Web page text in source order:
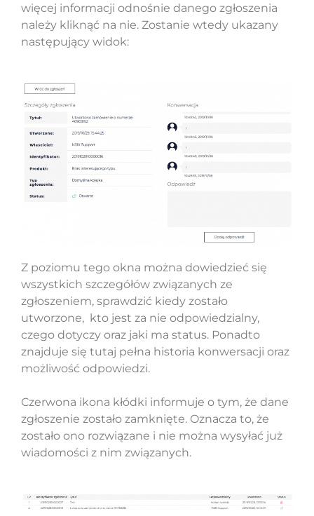
więcej informacji odnośnie danego zgłoszenia
należy kliknąć na nie. Zostanie wtedy ukazany
następujący widok:
Z poziomu tego okna można dowiedzieć się
wszystkich szczegółów związanych ze
zgłoszeniem, sprawdzić kiedy zostało
utworzone, kto jest za nie odpowiedzialny,
czego dotyczy oraz jaki ma status. Ponadto
znajduje się tutaj pełna historia konwersacji oraz
możliwość odpowiedzi.
Czerwona ikona kłódki informuje o tym, że dane
zgłoszenie zostało zamknięte. Oznacza to, że
zostało ono rozwiązane i nie można wysyłać już
wiadomości z nim związanych.